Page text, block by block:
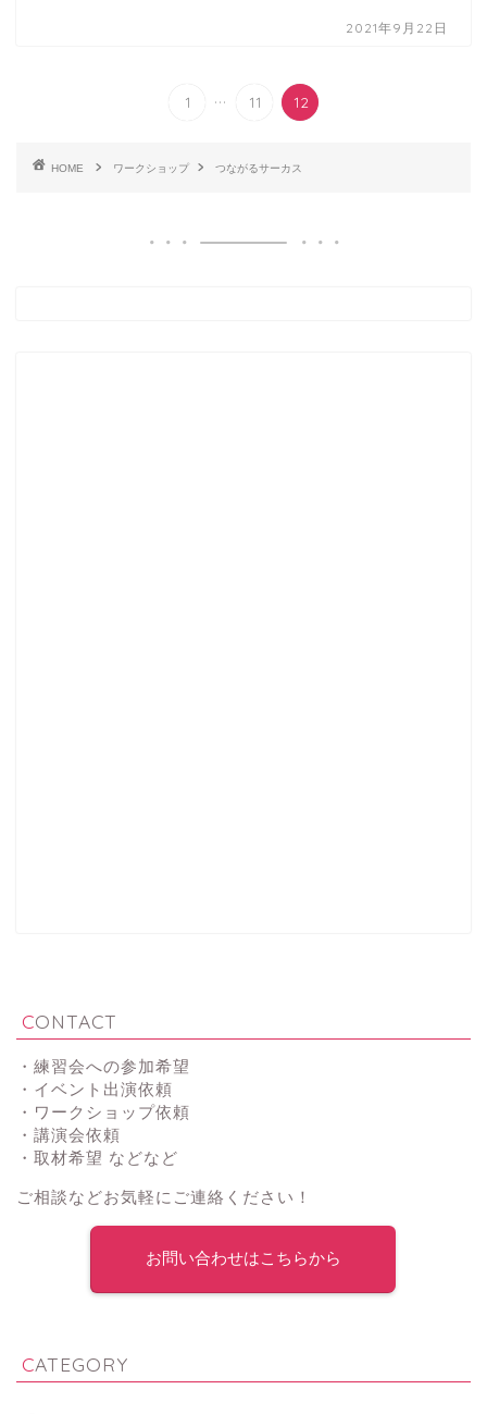
2021年9月22日
1 ... 11 12
HOME ワークショップ つながるサーカス
CONTACT
・練習会への参加希望
・イベント出演依頼
・ワークショップ依頼
・講演会依頼
・取材希望 などなど
ご相談などお気軽にご連絡ください！
お問い合わせはこちらから
CATEGORY